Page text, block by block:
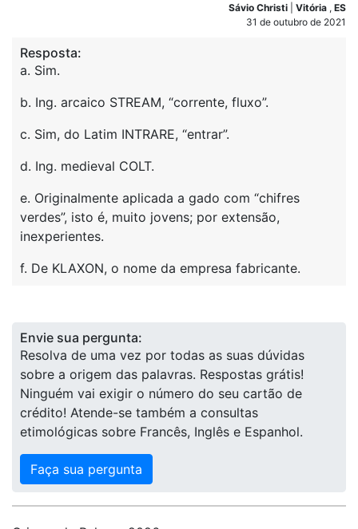
Sávio Christi Vitória , ES
31 de outubro de 2021
Resposta:
a. Sim.
b. Ing. arcaico STREAM, “corrente, fluxo”.
c. Sim, do Latim INTRARE, “entrar”.
d. Ing. medieval COLT.
e. Originalmente aplicada a gado com “chifres
verdes”, isto é, muito jovens; por extensão,
inexperientes.
f. De KLAXON, o nome da empresa fabricante.
Envie sua pergunta:
Resolva de uma vez por todas as suas dúvidas
sobre a origem das palavras. Respostas grátis!
Ninguém vai exigir o número do seu cartão de
crédito! Atende-se também a consultas
etimológicas sobre Francês, Inglês e Espanhol.
Faça sua pergunta